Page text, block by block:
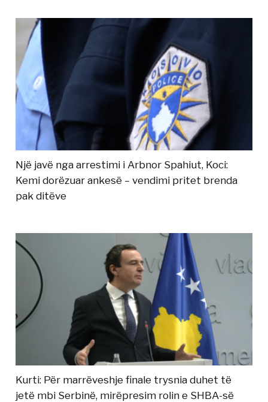
Një javë nga arrestimi i Arbnor Spahiut, Koci:
Kemi dorëzuar ankesë – vendimi pritet brenda
pak ditëve
Kurti: Për marrëveshje finale trysnia duhet të
jetë mbi Serbinë, mirëpresim rolin e SHBA-së